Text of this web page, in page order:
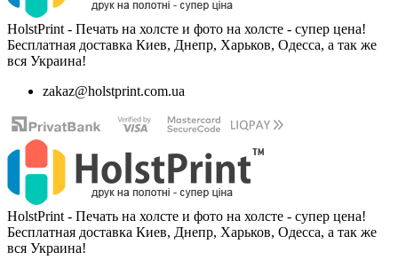
HolstPrint - Печать на холсте и фото на холсте - супер цена!
Бесплатная доставка Киев, Днепр, Харьков, Одесса, а так же
вся Украина!
zakaz@holstprint.com.ua
HolstPrint - Печать на холсте и фото на холсте - супер цена!
Бесплатная доставка Киев, Днепр, Харьков, Одесса, а так же
вся Украина!